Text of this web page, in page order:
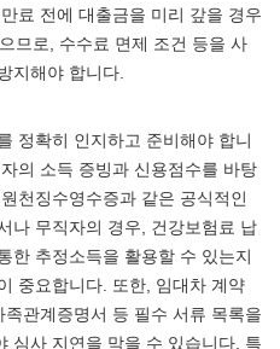
료 전에 대출금을 미리 갚을 경우
므로, 수수료 면제 조건 등을 사
지해야 합니다.
정확히 인지하고 준비해야 합니
의 소득 증빙과 신용점수를 바탕
천징수영수증과 같은 공식적인
나 무직자의 경우, 건강보험료 납
한 추정소득을 활용할 수 있는지
중요합니다. 또한, 임대차 계약
관계증명서 등 필수 서류 목록을
심사 지연을 막을 수 있습니다. 특